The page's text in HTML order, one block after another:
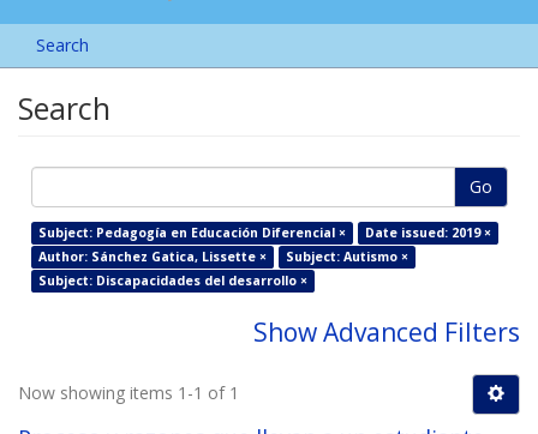
Search
Search
Go
Subject: Pedagogía en Educación Diferencial ×
Date issued: 2019 ×
Author: Sánchez Gatica, Lissette ×
Subject: Autismo ×
Subject: Discapacidades del desarrollo ×
Show Advanced Filters
Now showing items 1-1 of 1